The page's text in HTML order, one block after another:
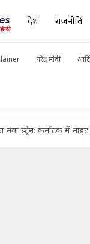
देश राजनीति
नरेंद्र मोदी
नया स्ट्रेन: कर्नाटक में